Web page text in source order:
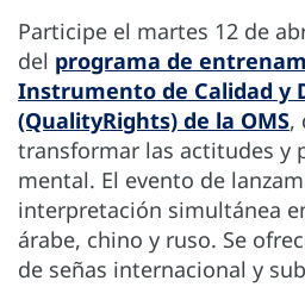
Participe el martes 12 de
del programa de
Instrumento de Calidad y
(QualityRights) de la OMS,
transformar las actitudes y
mental. El evento de
interpretación simultánea
árabe, chino y ruso. Se
de señas internacional y